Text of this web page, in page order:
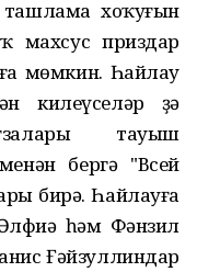
ташлама хоҡуғын
махсус приздар
мөмкин. Һайлау
килеүселәр ҙә
тауыш
бергә "Всей
бирә. Һайлауға
һәм Фәнзил
Ғәйзуллиндар